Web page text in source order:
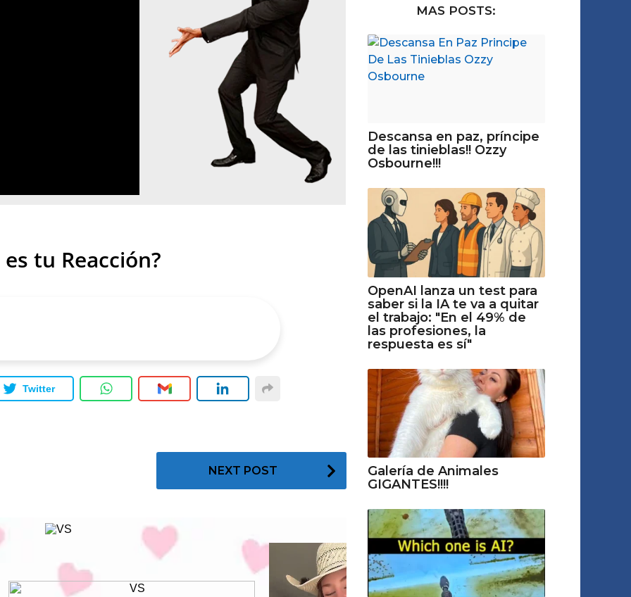
tu Reacción?
Twitter
NEXT POST
MAS POSTS:
Descansa en paz, príncipe
de las tinieblas!! Ozzy
Osbourne!!!
OpenAI lanza un test para
saber si la IA te va a quitar
el trabajo: "En el 49% de
las profesiones, la
respuesta es sí"
Galería de Animales
GIGANTES!!!!